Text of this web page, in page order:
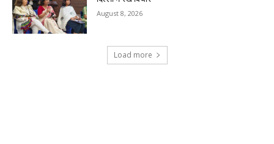
August 8, 2026
Load more